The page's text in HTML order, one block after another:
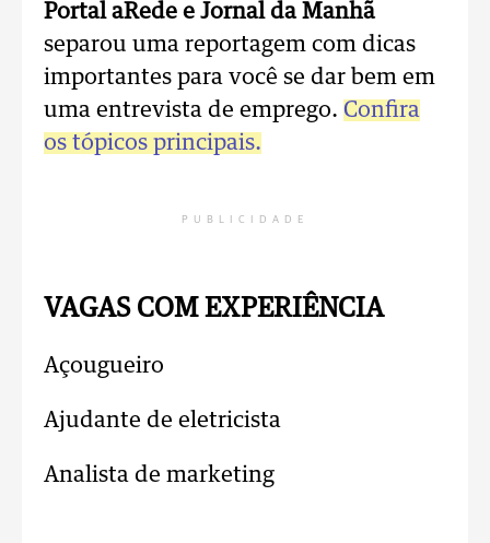
Portal aRede e Jornal da Manhã
separou uma reportagem com dicas
importantes para você se dar bem em
uma entrevista de emprego. Confira
os tópicos principais.
PUBLICIDADE
VAGAS COM EXPERIÊNCIA
Açougueiro
Ajudante de eletricista
Analista de marketing